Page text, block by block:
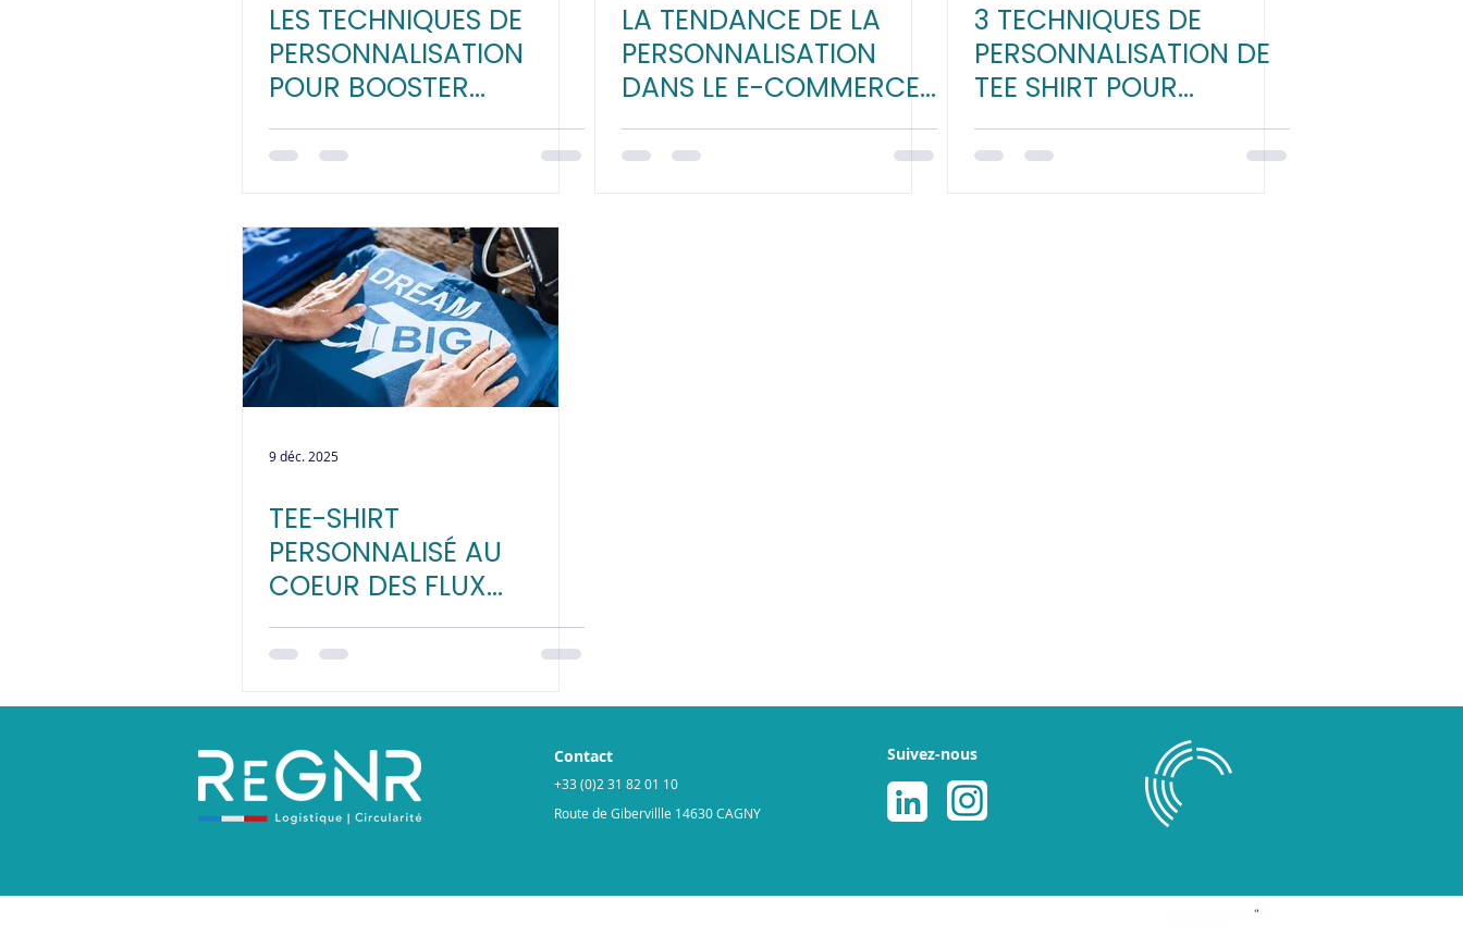
LES TECHNIQUES DE
PERSONNALISATION
POUR BOOSTER
L'EXPÉRIENCE CLIENT
LA TENDANCE DE LA
PERSONNALISATION
DANS LE E-COMMERCE
SPORTIF
3 TECHNIQUES DE
PERSONNALISATION DE
TEE SHIRT POUR
BOOSTER VOS VENTES :
COMPARAISON
9 déc. 2025
TEE-SHIRT
PERSONNALISÉ AU
COEUR DES FLUX
LOGISTIQUES :
L'AVANTAGE ReGNR
Contact
+33 (0)2 31 82 01 10
Route de Gibervillle 14630 CAGNY
Suivez-nous